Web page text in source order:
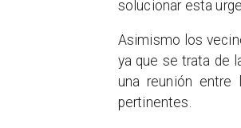
solucionar esta
Asimismo los
ya que se trata de
una reunión entre
pertinentes.